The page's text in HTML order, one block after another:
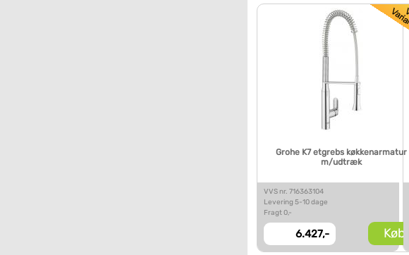
Grohe K7 etgrebs køkkenarmatur
m/udtræk
VVS nr. 716363104
Levering 5-10 dage
Fragt 0,-
6.427,- Køb